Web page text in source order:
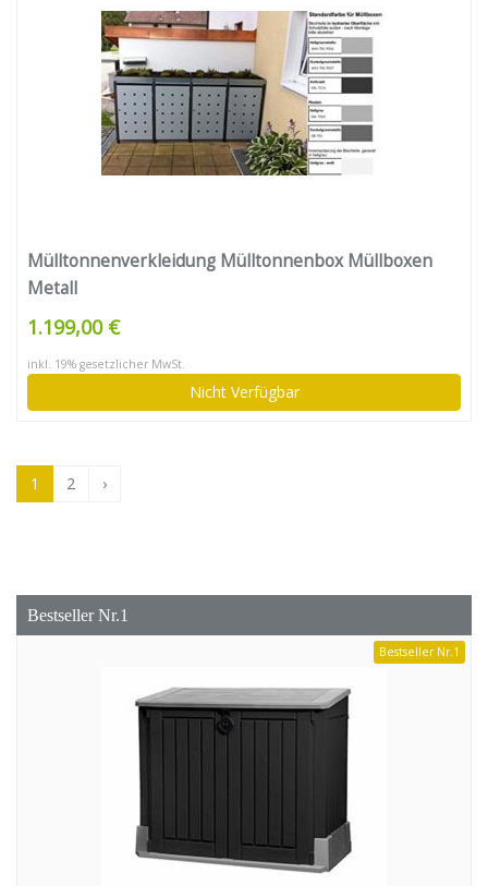
Mülltonnenverkleidung Mülltonnenbox Müllboxen
Metall
1.199,00 €
inkl. 19% gesetzlicher MwSt.
Nicht Verfügbar
1 2 ›
Bestseller Nr.1
Bestseller Nr.1